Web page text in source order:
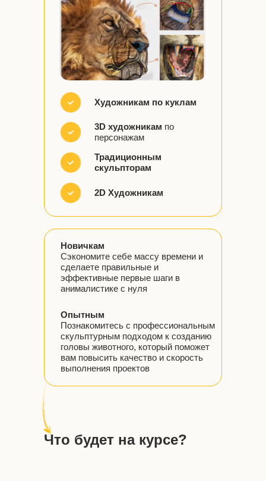
Новичкам
Сэкономите себе массу времени и
сделаете правильные и
эффективные первые шаги в
анималистике с нуля
Художникам по куклам
3D художникам по
персонажам
Традиционным
скульпторам
2D Художникам
Опытным
Познакомитесь с профессиональным
скульптурным подходом к созданию
головы животного, который поможет
вам повысить качество и скорость
выполнения проектов
Что будет на курсе?